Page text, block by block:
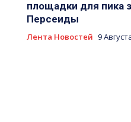
площадки для пика
Персеиды
Лента Новостей 9